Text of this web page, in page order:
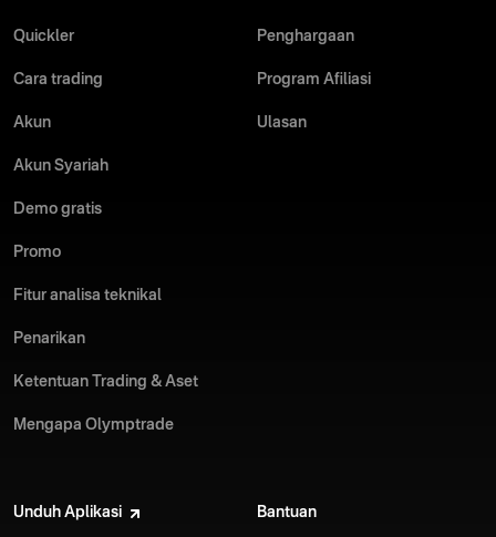
konsisten menambahkan sejumlah fitur dan perkakas bagi
mutakhir, dan fitur manajemen risiko lainnya telah
mereka.
selengkapnya
teknologi, transparansi, dan edukasi dapat membuka
Mulai dari penawaran sumber edukasi berkelas dan
transparan, dan bertanggung jawab, Olymptrade terbukti
pembelajaran mereka.
Quickler
Cara trading
Akun
Akun Syariah
Demo gratis
Promo
Fitur analisa teknikal
Penarikan
Ketentuan Trading & Aset
Mengapa Olymptrade
Penghargaan
Program Afiliasi
Ulasan
Unduh Aplikasi Bantuan